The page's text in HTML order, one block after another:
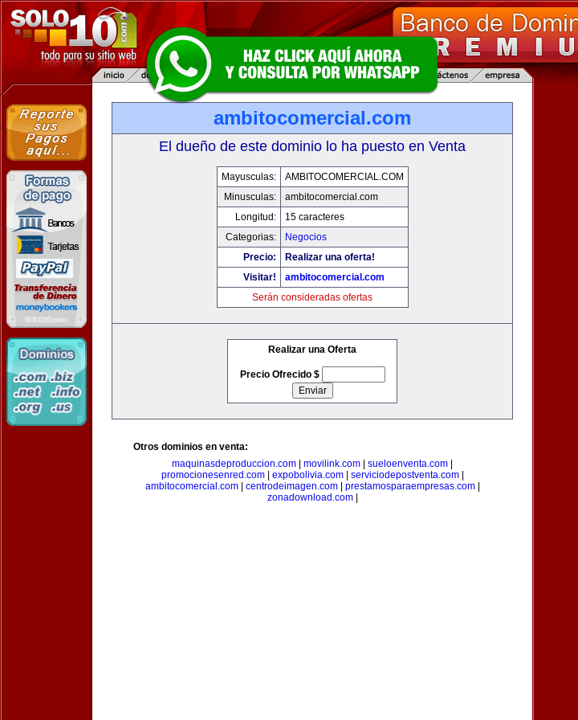
ambitocomercial.com
El dueño de este dominio lo ha puesto en Venta
Mayusculas:
AMBITOCOMERCIAL.COM
Minusculas:
ambitocomercial.com
Longitud:
15 caracteres
Categorias:
Negocios
Precio:
Realizar una oferta!
Visitar!
ambitocomercial.com
Serán consideradas ofertas
Realizar una Oferta
Precio Ofrecido $
Otros dominios en venta:
maquinasdeproduccion.com
movilink.com sueloenventa.com
promocionesenred.com| expobolivia.com| serviciodepostventa.com|
ambitocomercial.com| centrodeimagen.com| prestamosparaempresas.com|
zonadownload.com|